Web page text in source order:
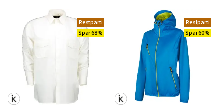
Restparti
Spar 68%
Restparti
Spar 60%